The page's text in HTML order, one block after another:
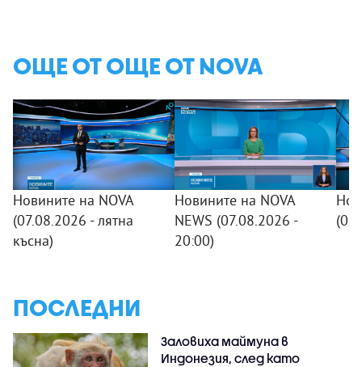
ОЩЕ ОТ ОЩЕ ОТ NOVA
Новините на NOVA
(07.08.2026 - лятна
късна)
Новините на NOVA
NEWS (07.08.2026 -
20:00)
ПОСЛЕДНИ
Заловиха маймуна в
Индонезия, след като